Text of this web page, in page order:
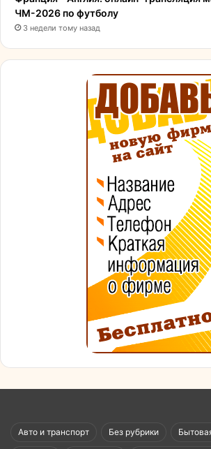
ЧМ-2026 по футболу
3 недели тому назад
Авто и транспорт Без рубрики